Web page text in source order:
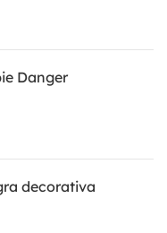
Danger
decorativa